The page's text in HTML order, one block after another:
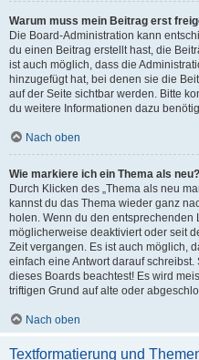
Warum muss mein Beitrag erst
Die Board-Administration kann
du einen Beitrag erstellt hast, die
ist auch möglich, dass die
hinzugefügt hat, bei denen sie die
auf der Seite sichtbar werden. Bitte
du weitere Informationen dazu
Nach oben
Wie markiere ich ein Thema als neu?
Durch Klicken des „Thema als neu
kannst du das Thema wieder ganz
holen. Wenn du den
möglicherweise deaktiviert oder seit
Zeit vergangen. Es ist auch möglich,
einfach eine Antwort darauf
dieses Boards beachtest! Es wird
triftigen Grund auf alte oder
Nach oben
Textformatierung und